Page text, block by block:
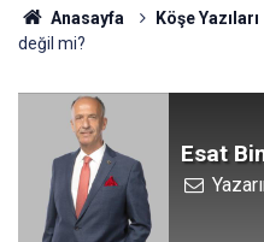
Anasayfa Köşe Yazıları
değil mi?
Esat